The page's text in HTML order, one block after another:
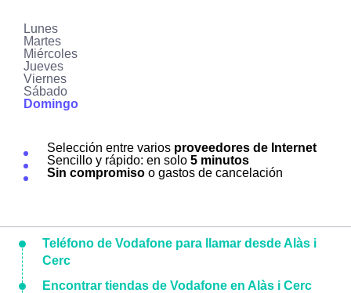
Lunes
Martes
Miércoles
Jueves
Viernes
Sábado
Domingo
Selección entre varios proveedores de Internet
Sencillo y rápido: en solo 5 minutos
Sin compromiso o gastos de cancelación
Teléfono de Vodafone para llamar desde Alàs i
Cerc
Encontrar tiendas de Vodafone en Alàs i Cerc